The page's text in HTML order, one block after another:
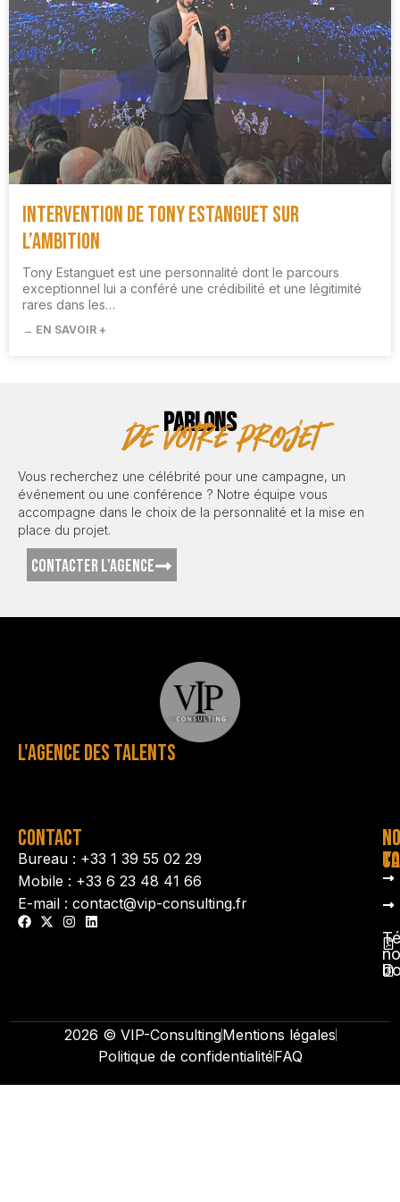
Intervention de Tony Estanguet sur
l’Ambition
Tony Estanguet est une personnalité dont le parcours
exceptionnel lui a conféré une crédibilité et une légitimité
rares dans les…
→ EN SAVOIR +
PARLONS
de votre projet
Vous recherchez une célébrité pour une campagne, un
événement ou une conférence ? Notre équipe vous
accompagne dans le choix de la personnalité et la mise en
place du projet.
CONTACTER L'AGENCE
L'AGENCE DES TALENTS
CONTACT
Bureau : +33 1 39 55 02 29
Mobile : +33 6 23 48 41 66
E-mail : contact@vip-consulting.fr
2026 © VIP-ConsultingMentions légales
Politique de confidentialitéFAQ